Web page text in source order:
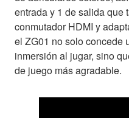
entrada y 1 de salida que
conmutador HDMI y
el ZG01 no solo concede
inmersión al jugar, sino
de juego más agradable.